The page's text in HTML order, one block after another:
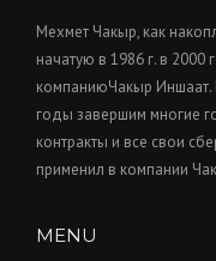
Мехмет Чакыр, как
начатую в 1986 г. в 2000
компаниюЧакыр
годы завершим многие
контракты и все свои
применил в компании
MENU